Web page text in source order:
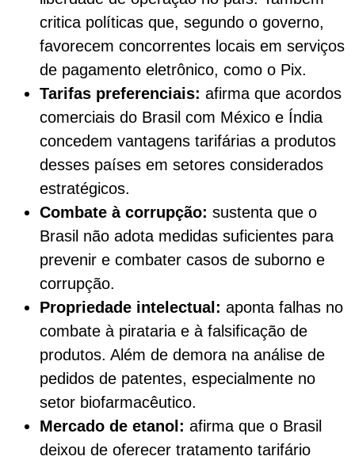
critica políticas que, segundo o governo,
favorecem concorrentes locais em serviços
de pagamento eletrônico, como o Pix.
Tarifas preferenciais: afirma que acordos
comerciais do Brasil com México e Índia
concedem vantagens tarifárias a produtos
desses países em setores considerados
estratégicos.
Combate à corrupção: sustenta que o
Brasil não adota medidas suficientes para
prevenir e combater casos de suborno e
corrupção.
Propriedade intelectual: aponta falhas no
combate à pirataria e à falsificação de
produtos. Além de demora na análise de
pedidos de patentes, especialmente no
setor biofarmacêutico.
Mercado de etanol: afirma que o Brasil
deixou de oferecer tratamento tarifário